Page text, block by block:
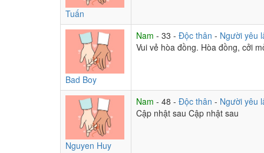
18:17 Nhật Hạ
18:06 Tuấn Anh
18:05 em ak mình về bên nhau cùng hạnh phúc
18:04 em ak mình về bên nhau cùng hạnh phúc
18:02 em ak mình về bên nhau cùng hạnh phúc
18:01 Tiểu Băng Băng
Tuấn
Bad Boy
Nam - 33 - Độc thân - Người yêu
Vui vẻ hòa đồng. Hòa đồng, cởi
Nguyen Huy
Nam - 48 - Độc thân - Người yêu
Cập nhật sau Cập nhật sau